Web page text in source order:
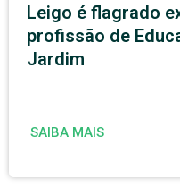
Leigo é flagrado
profissão de
Jardim
SAIBA MAIS